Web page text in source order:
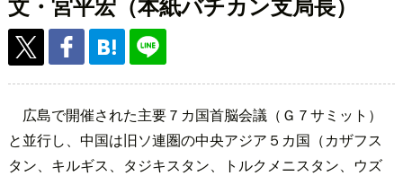
広島で開催された主要７カ国首脳会議（Ｇ７サミット）
と並行し、中国は旧ソ連圏の中央アジア５カ国（カザフス
タン、キルギス、タジキスタン、トルクメニスタン、ウズ